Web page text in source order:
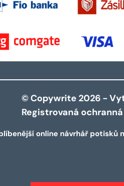
© Copywrite 2026 -
Registrovaná
online návrhář potisků